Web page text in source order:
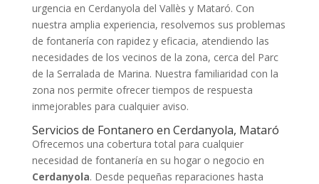
urgencia en Cerdanyola del Vallès y Mataró. Con
nuestra amplia experiencia, resolvemos sus problemas
de fontanería con rapidez y eficacia, atendiendo las
necesidades de los vecinos de la zona, cerca del Parc
de la Serralada de Marina. Nuestra familiaridad con la
zona nos permite ofrecer tiempos de respuesta
inmejorables para cualquier aviso.
Servicios de Fontanero en Cerdanyola, Mataró
Ofrecemos una cobertura total para cualquier
necesidad de fontanería en su hogar o negocio en
Cerdanyola. Desde pequeñas reparaciones hasta